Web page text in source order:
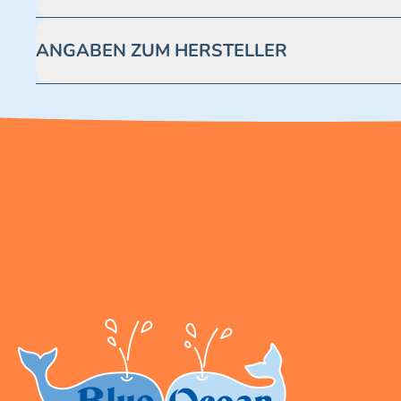
ANGABEN ZUM HERSTELLER